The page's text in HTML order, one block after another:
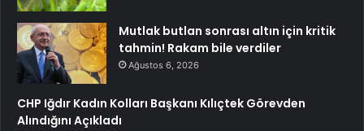
Mutlak butlan sonrası altın için kritik
tahmin! Rakam bile verdiler
Ağustos 6, 2026
CHP Iğdır Kadın Kolları Başkanı Kılıçtek Görevden
Alındığını Açıkladı